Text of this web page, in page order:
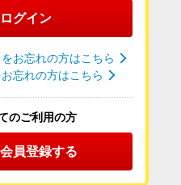
ログイン
お忘れの方はこちら
忘れの方はこちら
のご利用の方
員登録する